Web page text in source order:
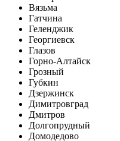
Вязьма
Гатчина
Геленджик
Георгиевск
Глазов
Горно-Алтайск
Грозный
Губкин
Дзержинск
Димитровград
Дмитров
Долгопрудный
Домодедово